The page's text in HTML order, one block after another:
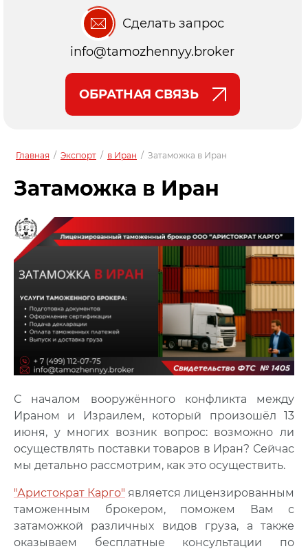
Сделать запрос
info@tamozhennyy.broker
ОБРАТНАЯ СВЯЗЬ
Главная / Экспорт / в Иран / Затаможка в Иран
Затаможка в Иран
С началом вооружённого конфликта между
Ираном и Израилем, который произошёл 13
июня, у многих возник вопрос: возможно ли
осуществлять поставки товаров в Иран? Сейчас
мы детально рассмотрим, как это осуществить.
"Аристократ Карго" является лицензированным
таможенным брокером, поможем Вам с
затаможкой различных видов груза, а также
оказываем бесплатные консультации по